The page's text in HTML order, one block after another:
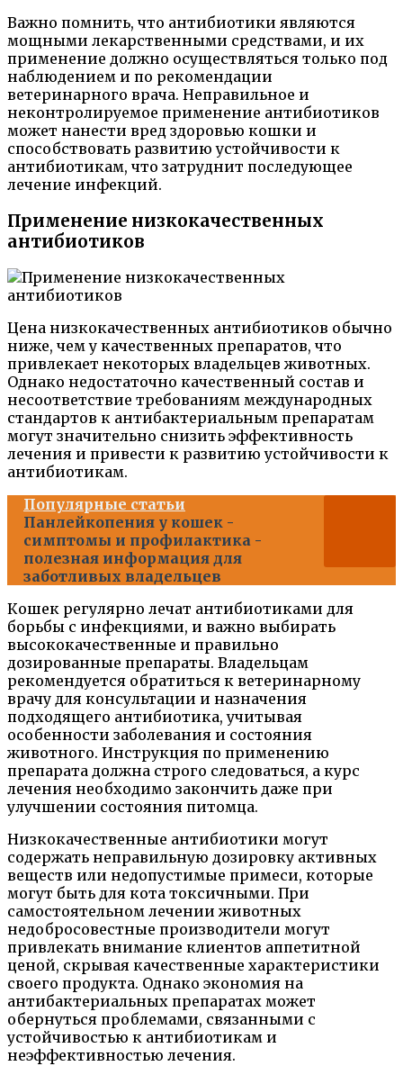
Важно помнить, что антибиотики являются
мощными лекарственными средствами, и их
применение должно осуществляться только под
наблюдением и по рекомендации
ветеринарного врача. Неправильное и
неконтролируемое применение антибиотиков
может нанести вред здоровью кошки и
способствовать развитию устойчивости к
антибиотикам, что затруднит последующее
лечение инфекций.
Применение низкокачественных
антибиотиков
Цена низкокачественных антибиотиков обычно
ниже, чем у качественных препаратов, что
привлекает некоторых владельцев животных.
Однако недостаточно качественный состав и
несоответствие требованиям международных
стандартов к антибактериальным препаратам
могут значительно снизить эффективность
лечения и привести к развитию устойчивости к
антибиотикам.
Популярные статьи
Панлейкопения у кошек -
симптомы и профилактика -
полезная информация для
заботливых владельцев
Кошек регулярно лечат антибиотиками для
борьбы с инфекциями, и важно выбирать
высококачественные и правильно
дозированные препараты. Владельцам
рекомендуется обратиться к ветеринарному
врачу для консультации и назначения
подходящего антибиотика, учитывая
особенности заболевания и состояния
животного. Инструкция по применению
препарата должна строго следоваться, а курс
лечения необходимо закончить даже при
улучшении состояния питомца.
Низкокачественные антибиотики могут
содержать неправильную дозировку активных
веществ или недопустимые примеси, которые
могут быть для кота токсичными. При
самостоятельном лечении животных
недобросовестные производители могут
привлекать внимание клиентов аппетитной
ценой, скрывая качественные характеристики
своего продукта. Однако экономия на
антибактериальных препаратах может
обернуться проблемами, связанными с
устойчивостью к антибиотикам и
неэффективностью лечения.